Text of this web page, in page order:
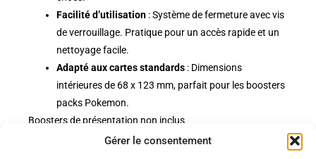
Gérer le consentement
Facilité d’utilisation : Système de fermeture avec vis
de verrouillage. Pratique pour un accès rapide et un
nettoyage facile.
Adapté aux cartes standards : Dimensions
intérieures de 68 x 123 mm, parfait pour les boosters
packs Pokemon.
Boosters de présentation non inclus